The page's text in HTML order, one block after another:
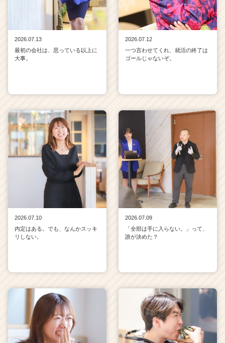
2026.07.13
最初の会社は、思っている以上に
大事。
2026.07.12
一つ言わせてくれ、就活の終了は
ゴールじゃないぞ。
2026.07.10
内定はある。でも、なんかスッキ
リしない。
2026.07.09
「全部は手に入らない。」って、
誰が決めた？